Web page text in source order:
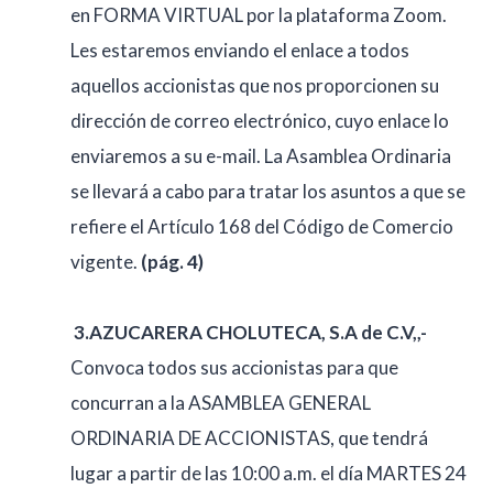
en FORMA VIRTUAL por la plataforma Zoom.
Les estaremos enviando el enlace a todos
aquellos accionistas que nos proporcionen su
dirección de correo electrónico, cuyo enlace lo
enviaremos a su e-mail. La Asamblea Ordinaria
se llevará a cabo para tratar los asuntos a que se
refiere el Artículo 168 del Código de Comercio
vigente. (pág. 4)
3.AZUCARERA CHOLUTECA, S.A de C.V,,-
Convoca todos sus accionistas para que
concurran a la ASAMBLEA GENERAL
ORDINARIA DE ACCIONISTAS, que tendrá
lugar a partir de las 10:00 a.m. el día MARTES 24